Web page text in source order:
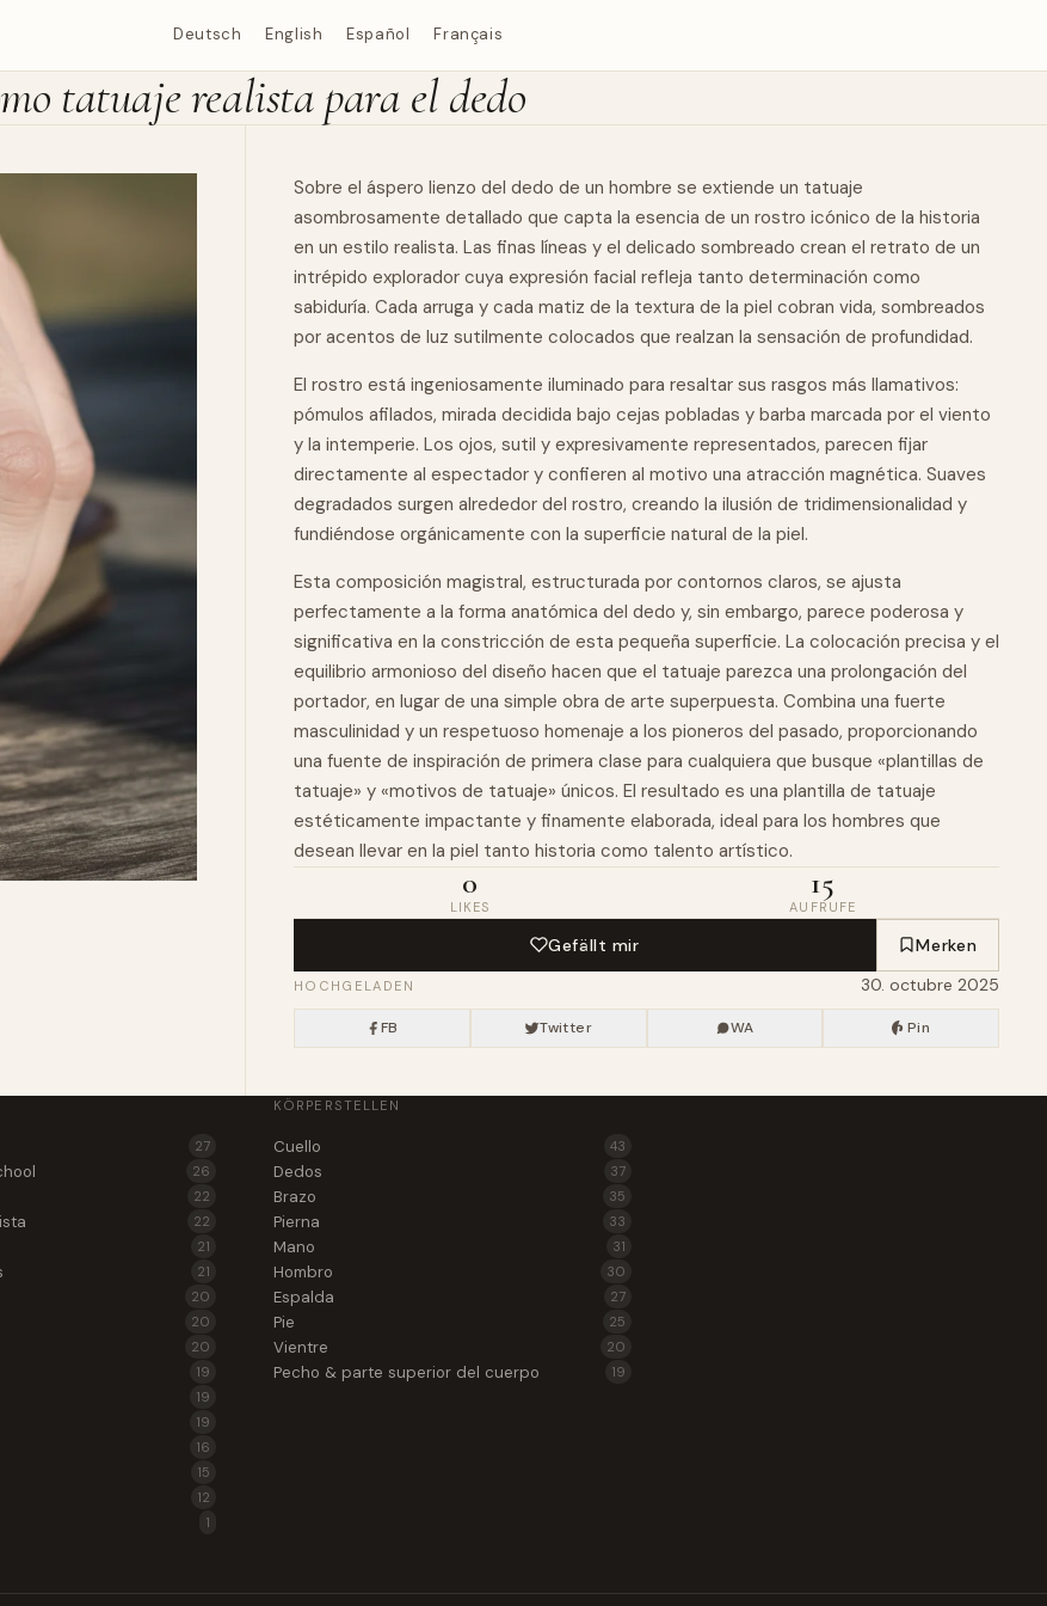
Deutsch English Español Français
tatuaje realista para el dedo
Sobre el áspero lienzo del dedo de un hombre se extiende un tatuaje
asombrosamente detallado que capta la esencia de un rostro icónico de la historia
en un estilo realista. Las finas líneas y el delicado sombreado crean el retrato de un
intrépido explorador cuya expresión facial refleja tanto determinación como
sabiduría. Cada arruga y cada matiz de la textura de la piel cobran vida, sombreados
por acentos de luz sutilmente colocados que realzan la sensación de profundidad.
El rostro está ingeniosamente iluminado para resaltar sus rasgos más llamativos:
pómulos afilados, mirada decidida bajo cejas pobladas y barba marcada por el viento
y la intemperie. Los ojos, sutil y expresivamente representados, parecen fijar
directamente al espectador y confieren al motivo una atracción magnética. Suaves
degradados surgen alrededor del rostro, creando la ilusión de tridimensionalidad y
fundiéndose orgánicamente con la superficie natural de la piel.
Esta composición magistral, estructurada por contornos claros, se ajusta
perfectamente a la forma anatómica del dedo y, sin embargo, parece poderosa y
significativa en la constricción de esta pequeña superficie. La colocación precisa y el
equilibrio armonioso del diseño hacen que el tatuaje parezca una prolongación del
portador, en lugar de una simple obra de arte superpuesta. Combina una fuerte
masculinidad y un respetuoso homenaje a los pioneros del pasado, proporcionando
una fuente de inspiración de primera clase para cualquiera que busque «plantillas de
tatuaje» y «motivos de tatuaje» únicos. El resultado es una plantilla de tatuaje
estéticamente impactante y finamente elaborada, ideal para los hombres que
desean llevar en la piel tanto historia como talento artístico.
0
LIKES
15
AUFRUFE
Gefällt mir Merken
HOCHGELADEN 30. octubre 2025
FB Twitter WA Pin
27
26
22
22
21
21
20
20
20
19
19
19
16
15
12
1
KÖRPERSTELLEN
Cuello 43
Dedos 37
Brazo 35
Pierna 33
Mano 31
Hombro 30
Espalda 27
Pie 25
Vientre 20
Pecho & parte superior del cuerpo 19